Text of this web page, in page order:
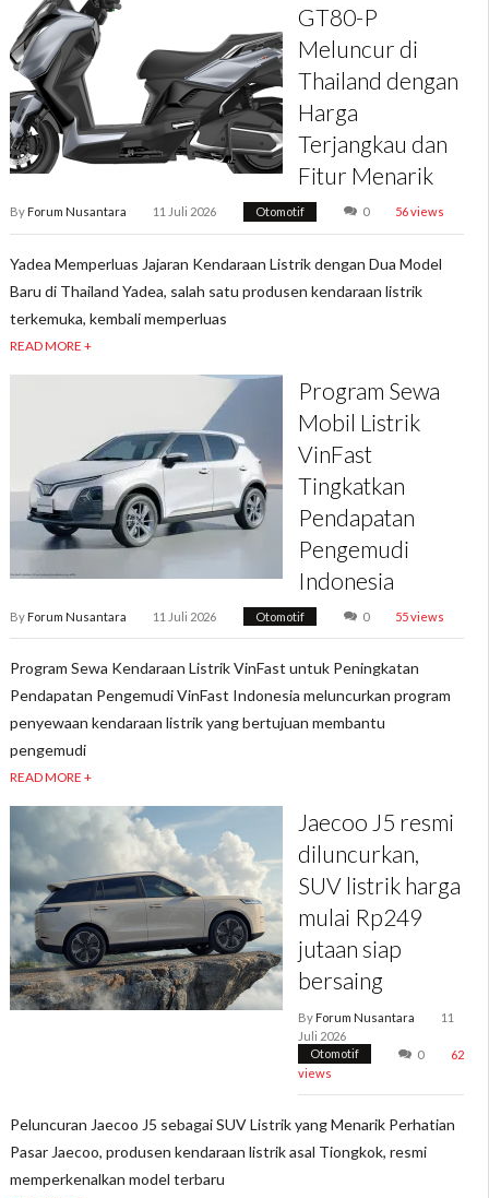
GT80-P
Meluncur di
Thailand dengan
Harga
Terjangkau dan
Fitur Menarik
ByForum Nusantara 11 Juli 2026 Otomotif 0 56 views
Yadea Memperluas Jajaran Kendaraan Listrik dengan Dua Model
Baru di Thailand Yadea, salah satu produsen kendaraan listrik
terkemuka, kembali memperluas
READ MORE +
Program Sewa
Mobil Listrik
VinFast
Tingkatkan
Pendapatan
Pengemudi
Indonesia
ByForum Nusantara 11 Juli 2026 Otomotif 0 55 views
Program Sewa Kendaraan Listrik VinFast untuk Peningkatan
Pendapatan Pengemudi VinFast Indonesia meluncurkan program
penyewaan kendaraan listrik yang bertujuan membantu
pengemudi
READ MORE +
Jaecoo J5 resmi
diluncurkan,
SUV listrik harga
mulai Rp249
jutaan siap
bersaing
ByForum Nusantara
11
Juli 2026
Otomotif
0
62
views
Peluncuran Jaecoo J5 sebagai SUV Listrik yang Menarik Perhatian
Pasar Jaecoo, produsen kendaraan listrik asal Tiongkok, resmi
memperkenalkan model terbaru